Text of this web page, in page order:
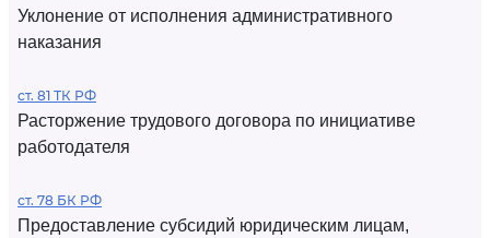
Уклонение от исполнения административного
наказания
ст. 81 ТК РФ
Расторжение трудового договора по инициативе
работодателя
ст. 78 БК РФ
Предоставление субсидий юридическим лицам,